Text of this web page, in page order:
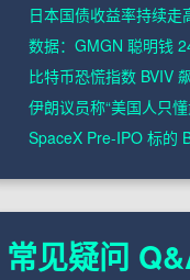
日本国债收益率持续
数据：GMGN 聪明钱
比特币恐慌指数 BVIV
伊朗议员称“美国人只
SpaceX Pre-IPO 标的
常见疑问